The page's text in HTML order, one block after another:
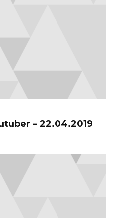
– 22.04.2019